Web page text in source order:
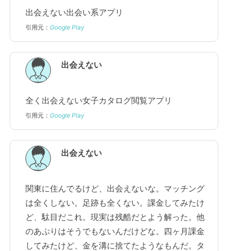
出会えない出会い系アプリ
引用元： Google Play
出会えない
全く出会えない女子カタログ閲覧アプリ
引用元： Google Play
出会えない
関東に住んでるけど、出会えないな。マッチング
は全くしない。足跡も全くない。課金してみたけ
ど、駄目だこれ。現実は残酷だとよう解った。他
のあぷりはそうでもないんだけどな。四ヶ月課金
してみたけど、金を溝に捨てたようなもんだ。タ